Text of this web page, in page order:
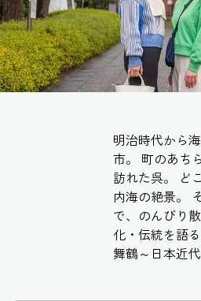
明治時代から
市。 町のあち
訪れた呉。 ど
内海の絶景。
で、のんびり
化・伝統を語
舞鶴～日本近